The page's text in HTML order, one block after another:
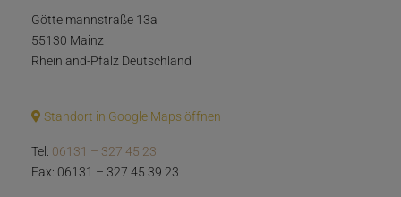
Göttelmannstraße 13a
55130 Mainz
Rheinland-Pfalz Deutschland
Standort in Google Maps öffnen
Tel: 06131 – 327 45 23
Fax: 06131 – 327 45 39 23